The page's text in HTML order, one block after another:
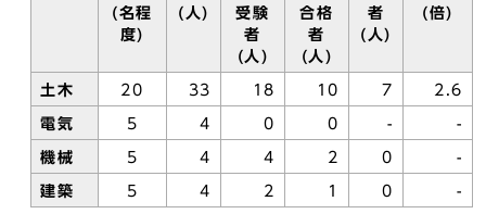
(名程
度)
(人)
受験
者
(人)
合格
者
(人)
者
(人)
(倍)
土木 20 33 18 10 7 2.6
電気 5 4 0 0 - -
機械 5 4 4 2 0 -
建築 5 4 2 1 0 -